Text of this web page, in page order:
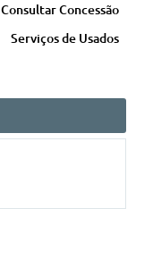
Consultar Concessão
Serviços de Usados